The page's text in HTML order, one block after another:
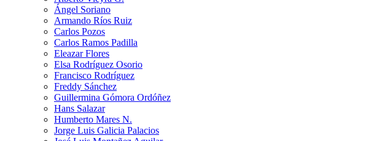
Ángel Soriano
Armando Ríos Ruiz
Carlos Pozos
Carlos Ramos Padilla
Eleazar Flores
Elsa Rodríguez Osorio
Francisco Rodríguez
Freddy Sánchez
Guillermina Gómora Ordóñez
Hans Salazar
Humberto Mares N.
Jorge Luis Galicia Palacios